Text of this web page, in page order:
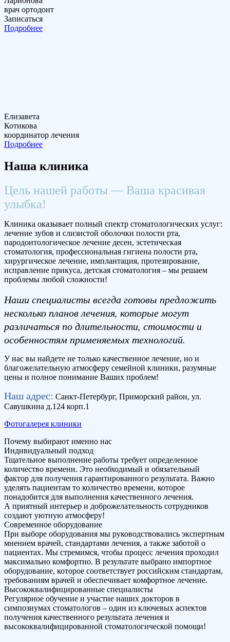
врач ортодонт
Записаться
Подробнее
Елизавета
Котикова
координатор лечения
Подробнее
Наша клиника
Цель нашей работы — Ваша красивая
улыбка!
Клиника оказывает полный спектр стоматологических услуг:
лечение зубов и слизистой оболочки полости рта,
пародонтологическое лечение десен, эстетическая
стоматология, профессиональная гигиена полости рта,
хирургическое лечение, имплантация, протезирование,
исправление прикуса, детская стоматология – мы решаем
проблемы любой сложности!
Наши специалисты всегда готовы предложить
несколько планов лечения, которые могут
различаться по длительности, стоимости и
особенностям применяемых технологий.
У нас вы найдете не только качественное лечение, но и
благожелательную атмосферу семейной клиники, разумные
цены и полное понимание Ваших проблем!
Наш адрес: Санкт-Петербург, Приморский район, ул.
Савушкина д.124 корп.1
Фотогалерея клиники
Почему выбирают именно нас
Индивидуальный подход
Тщательное выполнение работы требует определенное
количество времени. Это необходимый и обязательный
фактор для получения гарантированного результата. Важно
уделять пациентам то количество времени, которое
понадобится для выполнения качественного лечения.
А приятный интерьер и доброжелательность сотрудников
создают уютную атмосферу!
Современное оборудование
При выборе оборудования мы руководствовались экспертным
мнением врачей, стандартами лечения, а также заботой о
пациентах. Мы стремимся, чтобы процесс лечения проходил
максимально комфортно. В результате выбрано импортное
оборудование, которое соответствует российским стандартам,
требованиям врачей и обеспечивает комфортное лечение.
Высококвалифицированные специалисты
Регулярное обучение и участие наших докторов в
симпозиумах стоматологов – один из ключевых аспектов
получения качественного результата лечения и
высококвалифицированной стоматологической помощи!